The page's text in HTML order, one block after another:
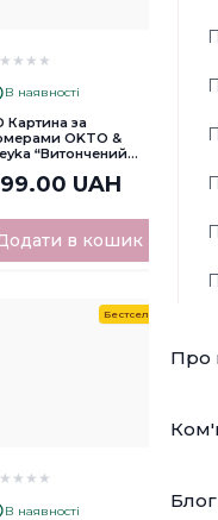
Про
Блог
★ ★ ★ ★
В наявності
Картина за
OKTO &
“Витончений
UAH
в кошик
Бестселер
★ ★ ★ ★
В наявності